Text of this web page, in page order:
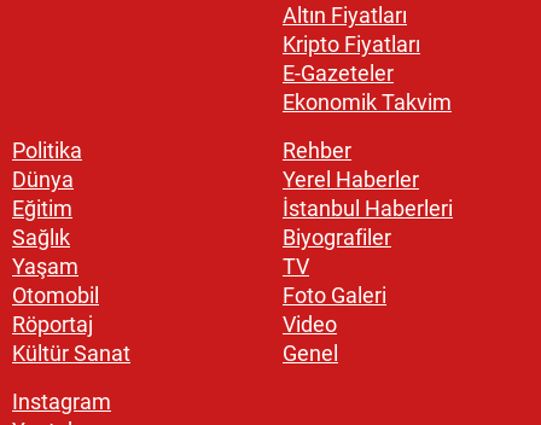
Altın Fiyatları
Kripto Fiyatları
E-Gazeteler
Ekonomik Takvim
Politika
Dünya
Eğitim
Sağlık
Yaşam
Otomobil
Röportaj
Kültür Sanat
Rehber
Yerel Haberler
İstanbul Haberleri
Biyografiler
TV
Foto Galeri
Video
Genel
Instagram